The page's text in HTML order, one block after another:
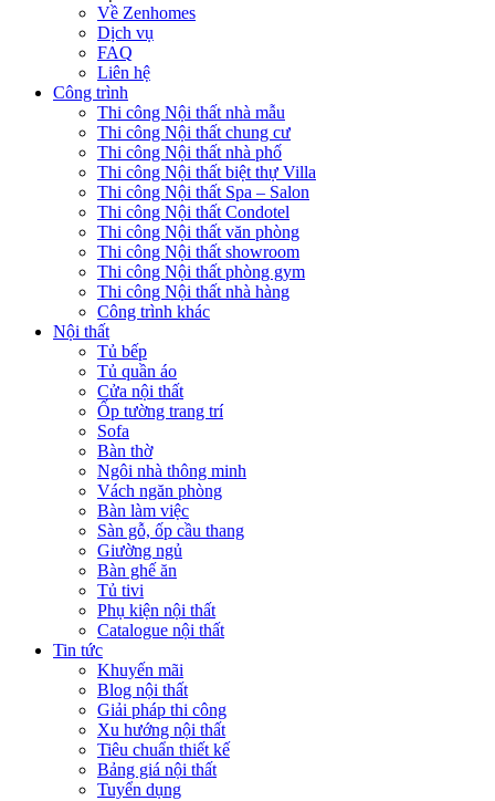
Về Zenhomes
Dịch vụ
FAQ
Liên hệ
Công trình
Thi công Nội thất nhà mẫu
Thi công Nội thất chung cư
Thi công Nội thất nhà phố
Thi công Nội thất biệt thự Villa
Thi công Nội thất Spa – Salon
Thi công Nội thất Condotel
Thi công Nội thất văn phòng
Thi công Nội thất showroom
Thi công Nội thất phòng gym
Thi công Nội thất nhà hàng
Công trình khác
Nội thất
Tủ bếp
Tủ quần áo
Cửa nội thất
Ốp tường trang trí
Sofa
Bàn thờ
Ngôi nhà thông minh
Vách ngăn phòng
Bàn làm việc
Sàn gỗ, ốp cầu thang
Giường ngủ
Bàn ghế ăn
Tủ tivi
Phụ kiện nội thất
Catalogue nội thất
Tin tức
Khuyến mãi
Blog nội thất
Giải pháp thi công
Xu hướng nội thất
Tiêu chuẩn thiết kế
Bảng giá nội thất
Tuyển dụng